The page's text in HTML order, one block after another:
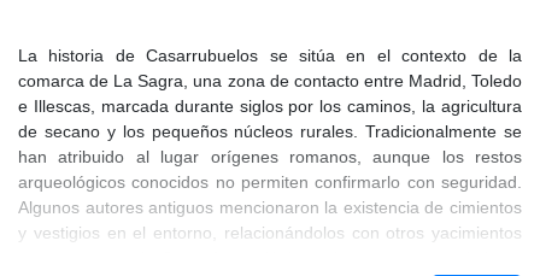
La historia de Casarrubuelos se sitúa en el contexto de la
comarca de La Sagra, una zona de contacto entre Madrid, Toledo
e Illescas, marcada durante siglos por los caminos, la agricultura
de secano y los pequeños núcleos rurales. Tradicionalmente se
han atribuido al lugar orígenes romanos, aunque los restos
arqueológicos conocidos no permiten confirmarlo con seguridad.
Algunos autores antiguos mencionaron la existencia de cimientos
y vestigios en el entorno, relacionándolos con otros yacimientos